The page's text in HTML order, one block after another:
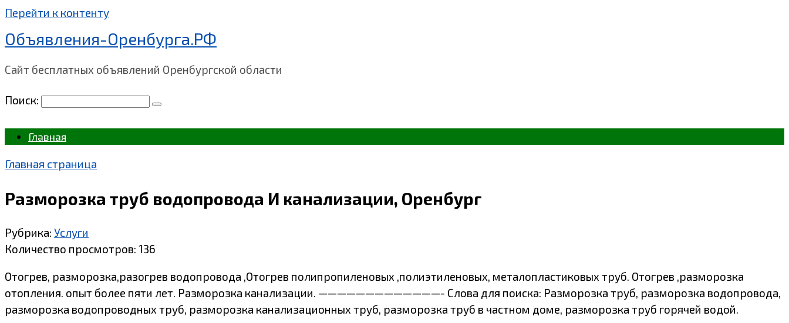
Перейти к контенту
Объявления-Оренбурга.РФ
Сайт бесплатных объявлений Оренбургской области
Поиск:
Главная
Главная страница
Разморозка труб водопровода И канализации, Оренбург
Рубрика: Услуги
Количество просмотров: 136
Отогрев, разморозка,разогрев водопровода ,Отогрев полипропиленовых ,полиэтиленовых, металопластиковых труб. Отогрев ,разморозка
отопления. опыт более пяти лет. Разморозка канализации. —————————————- Слова для поиска: Разморозка труб, разморозка водопровода,
разморозка водопроводных труб, разморозка канализационных труб, разморозка труб в частном доме, разморозка труб горячей водой.